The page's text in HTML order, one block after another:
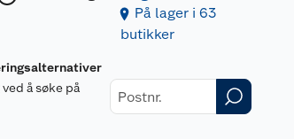
På lager i 63
butikker
å søke på